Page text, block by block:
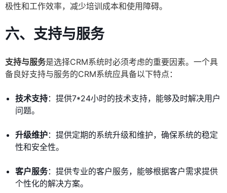
极性和工作效率，减少培训成本和使用障碍。
六、支持与服务
支持与服务是选择CRM系统时必须考虑的重要因素。一个具
备良好支持与服务的CRM系统应具备以下特点：
技术支持：提供7*24小时的技术支持，能够及时解决用户
问题。
升级维护：提供定期的系统升级和维护，确保系统的稳定
性和安全性。
客户服务：提供专业的客户服务，能够根据客户需求提供
个性化的解决方案。